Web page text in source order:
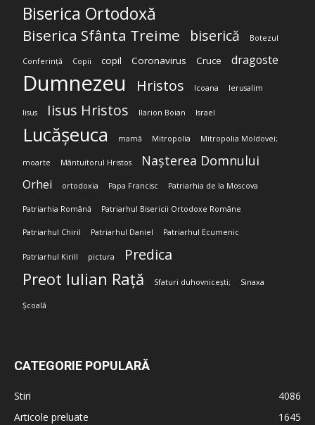
Biserica Ortodoxă
Biserica Sfânta Treime biserică Botezul
Conferință Copii copil Coronavirus Cruce dragoste
Dumnezeu Hristos Icoana Ierusalim
Iisus Iisus Hristos Ilarion Boian Israel
Lucășeuca mamă Mitropolia Mitropolia Moldovei;
moarte Mântuitorul Hristos Nașterea Domnului
Orhei ortodoxia Papa Francisc Patriarhia de la Moscova
Patriarhia Română Patriarhul Bisericii Ortodoxe Române
Patriarhul Chiril Patriarhul Daniel Patriarhul Ecumenic
Patriarhul Kirill pictura Predica
Preot Iulian Rață Sfaturi duhovnicești; Sinaxa
Școală
CATEGORIE POPULARĂ
Stiri
4086
Articole preluate
1645